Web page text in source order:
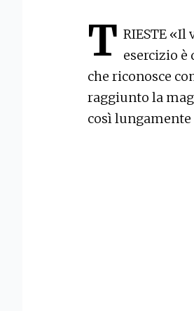
T RIESTE «Il
esercizio è
che riconosce
raggiunto la
così lungamente